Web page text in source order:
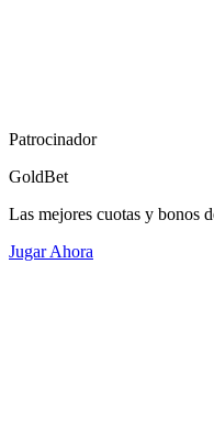
Patrocinador
GoldBet
Las mejores cuotas y bonos
Jugar Ahora